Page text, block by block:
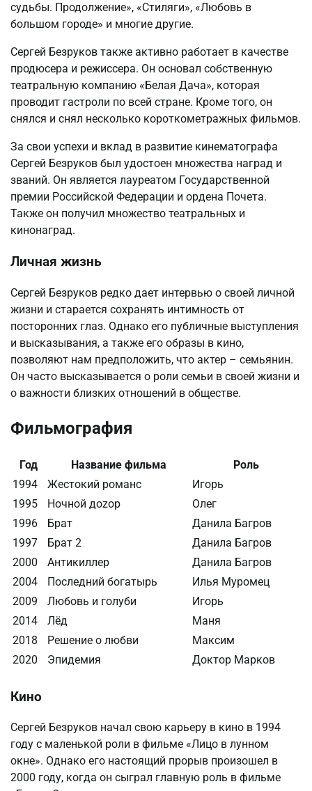
судьбы. Продолжение», «Стиляги», «Любовь в
большом городе» и многие другие.
Сергей Безруков также активно работает в качестве
продюсера и режиссера. Он основал собственную
театральную компанию «Белая Дача», которая
проводит гастроли по всей стране. Кроме того, он
снялся и снял несколько короткометражных фильмов.
За свои успехи и вклад в развитие кинематографа
Сергей Безруков был удостоен множества наград и
званий. Он является лауреатом Государственной
премии Российской Федерации и ордена Почета.
Также он получил множество театральных и
кинонаград.
Личная жизнь
Сергей Безруков редко дает интервью о своей личной
жизни и старается сохранять интимность от
посторонних глаз. Однако его публичные выступления
и высказывания, а также его образы в кино,
позволяют нам предположить, что актер – семьянин.
Он часто высказывается о роли семьи в своей жизни и
о важности близких отношений в обществе.
Фильмография
Год Название фильма
Роль
1994
Жестокий романс
Игорь
1995
Ночной доzор
Олег
1996
Брат
Данила Багров
1997
Брат 2
Данила Багров
2000
Антикиллер
Данила Багров
2004
Последний богатырь
Илья Муромец
2009
Любовь и голуби
Игорь
2014
Лёд
Маня
2018
Решение о любви
Максим
2020
Эпидемия Доктор Марков
Кино
Сергей Безруков начал свою карьеру в кино в 1994
году с маленькой роли в фильме «Лицо в лунном
окне». Однако его настоящий прорыв произошел в
2000 году, когда он сыграл главную роль в фильме